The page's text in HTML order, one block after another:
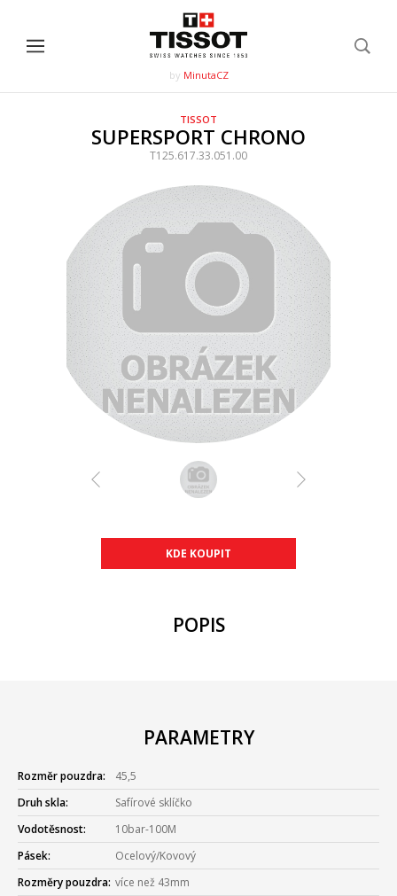
by MinutaCZ
TISSOT
SUPERSPORT CHRONO
T125.617.33.051.00
KDE KOUPIT
POPIS
PARAMETRY
Rozměr pouzdra:
45,5
Druh skla:
Safírové sklíčko
Vodotěsnost:
10bar-100M
Pásek:
Ocelový/Kovový
Rozměry pouzdra: více než 43mm